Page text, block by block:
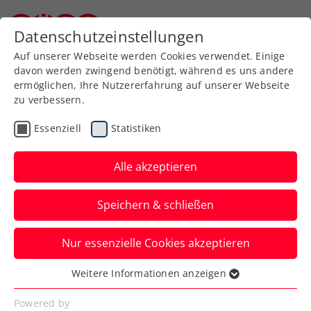
Zurück zur Newsübersicht
Turniere
ITF Kalaburagi: Pichler
zum Saisonabschluss mit
größtem Erfolg 2023
Der ÖTV-Profi wird im südindischen
Bundesstaat Karnataka im Einzel und
Doppel erst im Finale gestoppt.
Verfasst von: Manuel Wachta, 04.12.2023
Datenschutzeinstellungen
Auf unserer Webseite werden Cookies verwendet. Einige
davon werden zwingend benötigt, während es uns andere
ermöglichen, Ihre Nutzererfahrung auf unserer Webseite
zu verbessern.
Essenziell Statistiken
Alle akzeptieren
Speichern & schließen
Nur essenzielle Cookies akzeptieren
Essenziell
Essenzielle Cookies werden für grundlegende
Weitere Informationen anzeigen
Powered by